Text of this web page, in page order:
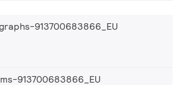
913700683866_EU
913700683866_EU